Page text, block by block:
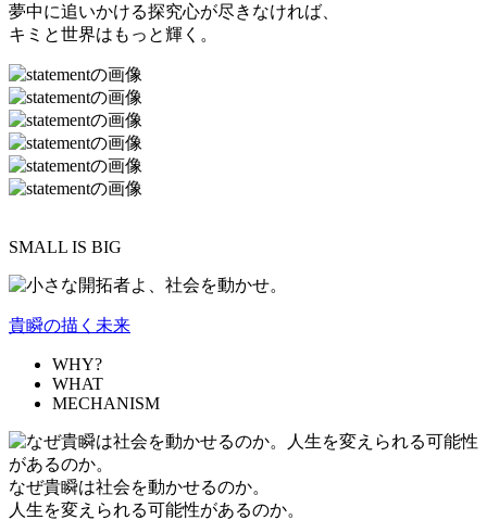
夢中に追いかける探究心が尽きなければ、
キミと世界はもっと輝く。
SMALL IS BIG
貴瞬の描く未来
WHY?
WHAT
MECHANISM
なぜ貴瞬は社会を動かせるのか。
人生を変えられる可能性があるのか。